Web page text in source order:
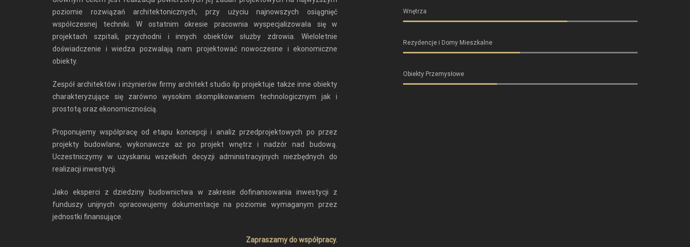
poziomie rozwiązań architektonicznych, przy użyciu najnowszych osiągnięć
współczesnej techniki. W ostatnim okresie pracownia wyspecjalizowała się w
projektach szpitali, przychodni i innych obiektów służby zdrowia. Wieloletnie
doświadczenie i wiedza pozwalają nam projektować nowoczesne i ekonomiczne
obiekty.
Zespół architektów i inżynierów firmy architekt studio ilp projektuje także inne obiekty
charakteryzujące się zarówno wysokim skomplikowaniem technologicznym jak i
prostotą oraz ekonomicznością.
Proponujemy współpracę od etapu koncepcji i analiz przedprojektowych po przez
projekty budowlane, wykonawcze aż po projekt wnętrz i nadzór nad budową.
Uczestniczymy w uzyskaniu wszelkich decyzji administracyjnych niezbędnych do
realizacji inwestycji.
Jako eksperci z dziedziny budownictwa w zakresie dofinansowania inwestycji z
funduszy unijnych opracowujemy dokumentacje na poziomie wymaganym przez
jednostki finansujące.
Zapraszamy do współpracy.
Wnętrza
Rezydencje i Domy Mieszkalne
Obiekty Przemysłowe